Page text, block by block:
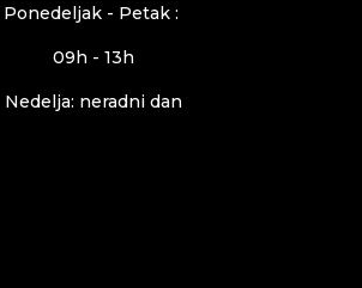
Ponedeljak - Petak :
09h - 13h
Nedelja: neradni dan